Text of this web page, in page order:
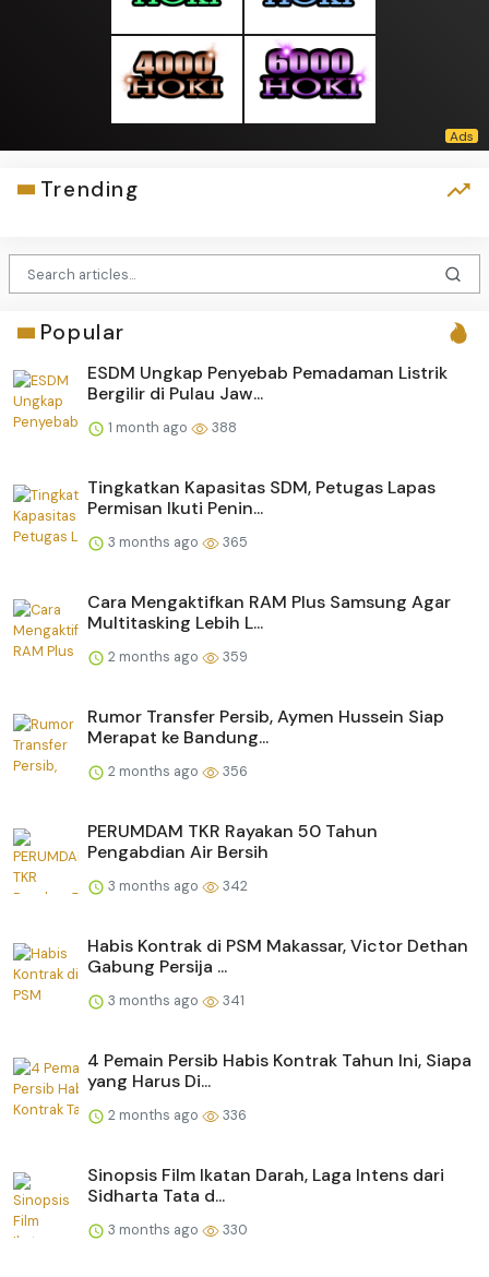
Trending
Popular
ESDM Ungkap Penyebab Pemadaman Listrik
Bergilir di Pulau Jaw...
1 month ago 388
Tingkatkan Kapasitas SDM, Petugas Lapas
Permisan Ikuti Penin...
3 months ago 365
Cara Mengaktifkan RAM Plus Samsung Agar
Multitasking Lebih L...
2 months ago 359
Rumor Transfer Persib, Aymen Hussein Siap
Merapat ke Bandung...
2 months ago 356
PERUMDAM TKR Rayakan 50 Tahun
Pengabdian Air Bersih
3 months ago 342
Habis Kontrak di PSM Makassar, Victor Dethan
Gabung Persija ...
3 months ago 341
4 Pemain Persib Habis Kontrak Tahun Ini, Siapa
yang Harus Di...
2 months ago 336
Sinopsis Film Ikatan Darah, Laga Intens dari
Sidharta Tata d...
3 months ago 330